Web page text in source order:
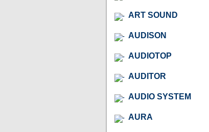
ART SOUND
AUDISON
AUDIOTOP
AUDITOR
AUDIO SYSTEM
AURA